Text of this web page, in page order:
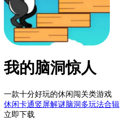
我的脑洞惊人
一款十分好玩的休闲闯关类游戏
休闲卡通竖屏解谜脑洞多玩法合辑
立即下载